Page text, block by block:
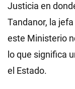
Justicia en
Tandanor, la
este Ministerio
lo que significa
el Estado.